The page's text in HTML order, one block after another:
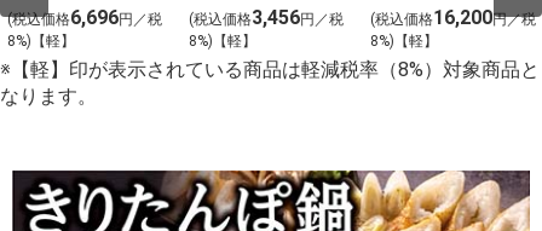
(税込価格6,696円／税
8%)【軽】
(税込価格3,456円／税
8%)【軽】
(税込価格16,200円／税
8%)【軽】
※【軽】印が表示されている商品は軽減税率（8%）対象商品と
なります。